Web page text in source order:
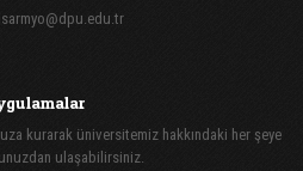
kurarak üniversitemiz hakkındaki her şeye
ulaşabilirsiniz.